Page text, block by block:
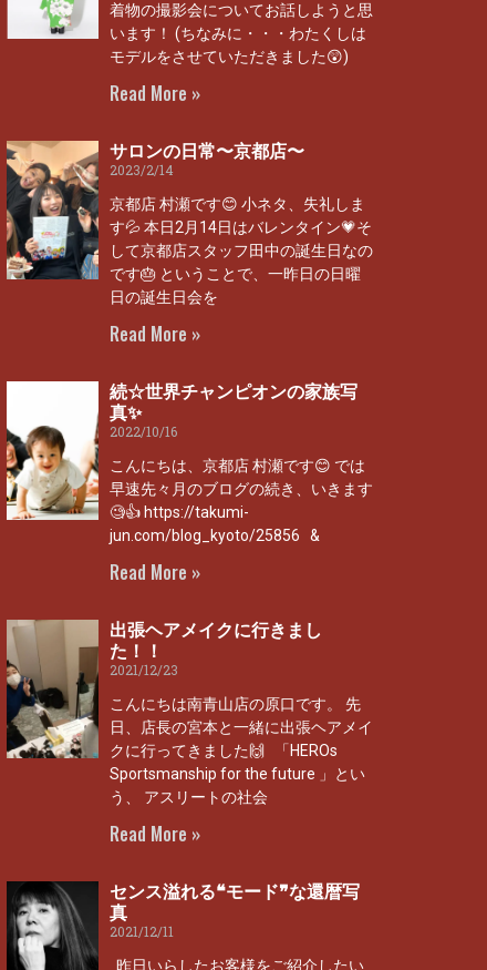
着物の撮影会についてお話しようと思
います！ (ちなみに・・・わたくしは
モデルをさせていただきました😲)
Read More »
サロンの日常〜京都店〜
2023/2/14
京都店 村瀬です😊 小ネタ、失礼しま
す💦 本日2月14日はバレンタイン💗そ
して京都店スタッフ田中の誕生日なの
です🎂 ということで、一昨日の日曜
日の誕生日会を
Read More »
続☆世界チャンピオンの家族写
真✨
2022/10/16
こんにちは、京都店 村瀬です😊 では
早速先々月のブログの続き、いきます
🧐👍 https://takumi-
jun.com/blog_kyoto/25856 &
Read More »
出張ヘアメイクに行きまし
た！！
2021/12/23
こんにちは南青山店の原口です。 先
日、店長の宮本と一緒に出張ヘアメイ
クに行ってきました🙌 「HEROs
Sportsmanship for the future 」とい
う、 アスリートの社会
Read More »
センス溢れる❝モード❞な還暦写
真
2021/12/11
昨日いらしたお客様をご紹介したい